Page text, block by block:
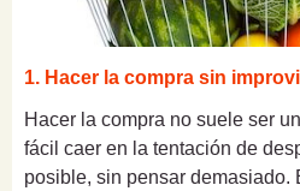
1. Hacer la compra sin
Hacer la compra no suele ser
fácil caer en la tentación de
posible, sin pensar demasiado.